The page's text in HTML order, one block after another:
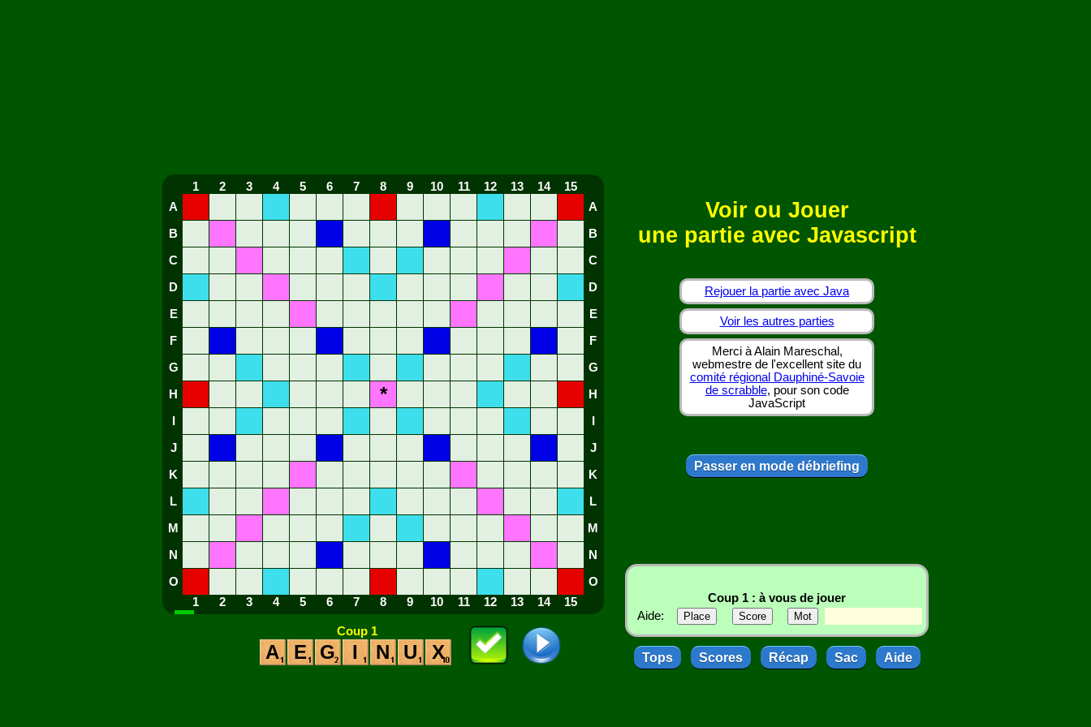
1 2 3 4 5 6 7 8 9 10 11 12 13 14
15
A
A
B B
C C
D D
E E
F F
G G
H * H
J J
K K
L L
M M
N N
O
O
1
2 3 4 5 6 7 8 9 10 11 12 13 14 15
Coup 1
A E G I N U X
Voir ou Jouer
une partie avec Javascript
Rejouer la partie avec Java
Voir les autres parties
Merci à Alain Mareschal,
webmestre de l'excellent site du
comité régional Dauphiné-Savoie
de scrabble, pour son code
JavaScript
Passer en mode débriefing
Coup 1 : à vous de jouer
Aide:
Tops Scores Récap Sac Aide